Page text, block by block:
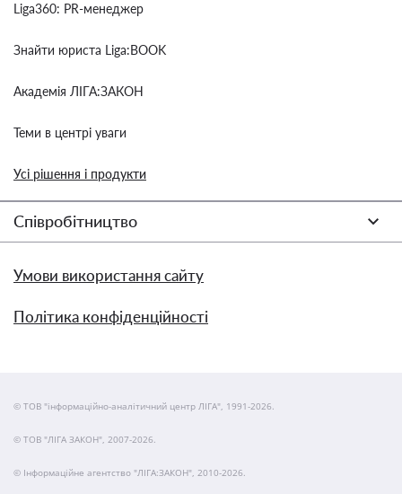
Liga360: PR-менеджер
Знайти юриста Liga:BOOK
Академія ЛІГА:ЗАКОН
Теми в центрі уваги
Усі рішення і продукти
Співробітництво
Умови використання сайту
Політика конфіденційності
© ТОВ "інформаційно-аналітичний центр ЛІГА", 1991-2026.
© ТОВ "ЛІГА ЗАКОН", 2007-2026.
© Інформаційне агентство "ЛІГА:ЗАКОН", 2010-2026.